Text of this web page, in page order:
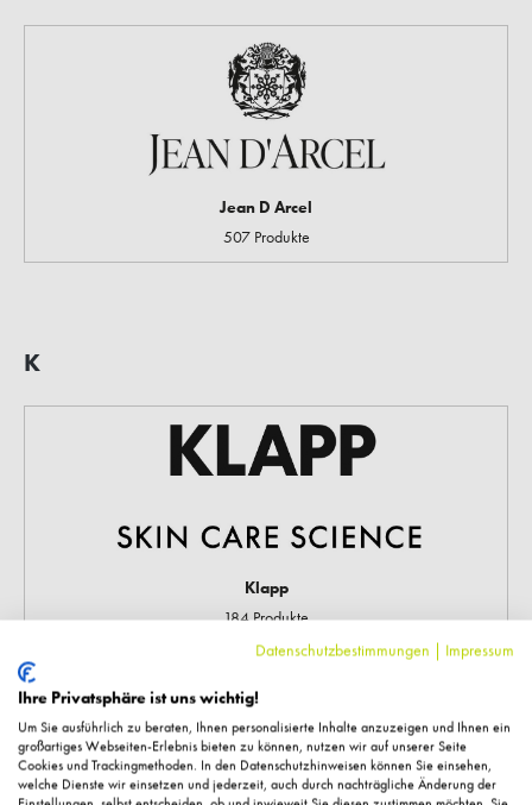
Jean D Arcel
507 Produkte
K
Klapp
184 Produkte
Datenschutzbestimmungen | Impressum
Ihre Privatsphäre ist uns wichtig!
Um Sie ausführlich zu beraten, Ihnen personalisierte Inhalte anzuzeigen und Ihnen ein
großartiges Webseiten-Erlebnis bieten zu können, nutzen wir auf unserer Seite
Cookies und Trackingmethoden. In den Datenschutzhinweisen können Sie einsehen,
welche Dienste wir einsetzen und jederzeit, auch durch nachträgliche Änderung der